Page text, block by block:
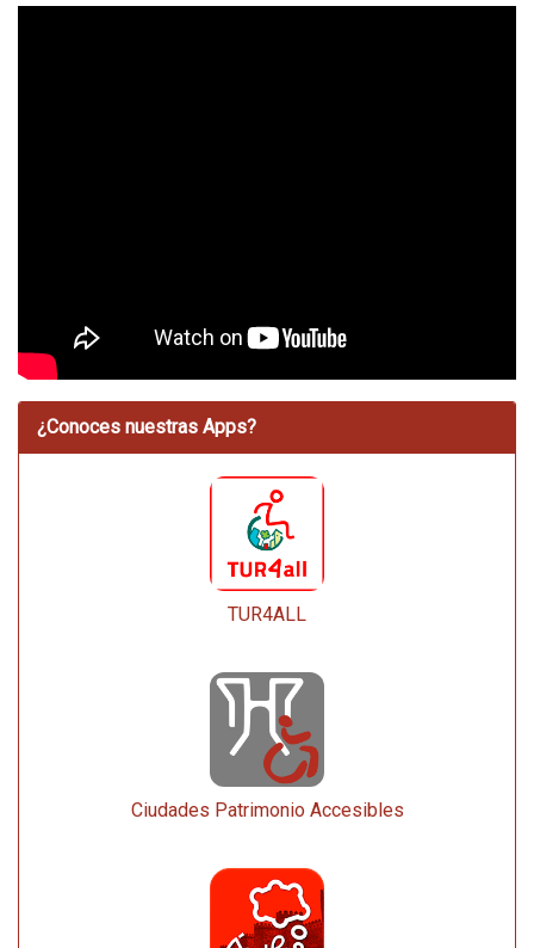
¿Conoces nuestras Apps?
TUR4ALL
Ciudades Patrimonio Accesibles